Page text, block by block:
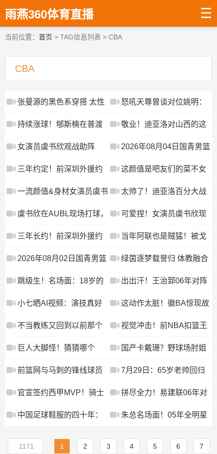
雨燕360体育直播 ☰
当前位置： 首页 > TAG信息列表 > CBA
CBA
张曼源的黑色系穿搭 太性
感了
怒吼天尊曾谈对位姚明：
他太难防，不对他使点小
动作只能当背景板
持续涨球！郇斯楠在普渡
大学夏训中展现全能天
赋！
敬业！迪亚洛对山西的这
份热爱 试问国内球员有多
少能做到？
女演员虞书欣观战助阵
AUBL：球场上确实有很多
很帅的同学
2026年08月04日国青男篮
热身赛 中国U18男篮 - 加
拿大大卫·安篮球学院 全场
录像
三年约定！前深圳外援约
翰逊加盟法甲巴黎，CBA
再失一位出色内线！
这颜值是吧友们的菜不女
明星虞书欣观战AUBL比赛
~
一流颜值&身材女演员虞书
欣现身AUBL现场投篮~
太帅了！迪亚洛百分大战
对阵郭昊文，秀出经典飞
人Logo挑篮
虞书欣在AUBL现场打球，
这打球动作也太可爱了
吧！
可爱捏！女演员虞书欣现
场为AUBL比赛开球
三年长约！前深圳外援约
翰逊加盟法甲巴黎，CBA
再失一实用内线！
当年阿联也是贼猛！被戈
贝尔帽后，马上连送两记
火锅+暴扣回击！
2026年08月02日国青男篮
热身赛 中国U18男篮 - 纽
纳华丁闪电队 全场录像
绿茵逐梦载誉归 体教融合
育新人 咸阳市渭城区校园
足球篮球赛事斩获多项佳
绩
跳级生！名场面：18岁的
杨瀚森对阵香港职业队降
维打击！
出出汗！王治郅06年对阵
卡塔尔28分6板集锦！
小七晒AI视频：演技真好
啊，我得把天赋带到影视
圈了
这动作太脏！徽BA惊现故
意伸腿踩脚，还多次比“T”
挑衅对手
不当教练又回到以前那个
快乐的杨鸣了！
视觉冲击！前NBA扣篮王
迪亚洛突袭徐家汇野球
场，实战战斧隔扣
巨人大脚怪！猜猜哪个
NBA球员的脚更大？
国产卡戴珊？野球场肘姐
这微胖圆润身材，能让不
少吧友动心吧
前篮网与马刺的锋线球员
即将加盟法甲劲旅，上赛
季他在CBA的表现备受瞩
7月29日：65岁老帅回归
意甲，特拉帕尼内讧逼走
功勋主帅
官宣签约西甲MVP！骑士
放弃库明加，只愿给底
拼尽全力！易建联06年对
阵美国13分7板1助2帽集
中国足球鞋服的四十年： 朱总名场面！05年全明星
1171 1 2 3 4 5 6 7